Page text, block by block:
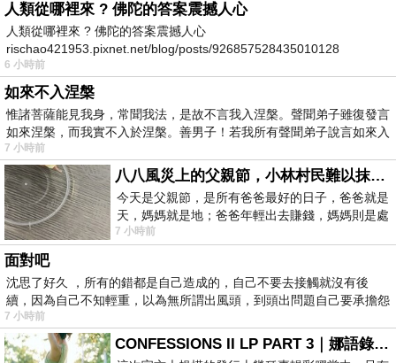
人類從哪裡來 ? 佛陀的答案震撼人心
人類從哪裡來 ? 佛陀的答案震撼人心
rischao421953.pixnet.net/blog/posts/926857528435010128
6 小時前
如來不入涅槃
惟諸菩薩能見我身，常聞我法，是故不言我入涅槃。聲聞弟子雖復發言
如來涅槃，而我實不入於涅槃。善男子！若我所有聲聞弟子說言如來入
7 小時前
八八風災上的父親節，小林村民難以抹滅的痛
今天是父親節，是所有爸爸最好的日子，爸爸就是
天，媽媽就是地；爸爸年輕出去賺錢，媽媽則是處
理家務，職業不分高低貴賤，只有人品才
7 小時前
面對吧
沈思了好久 ，所有的錯都是自己造成的，自己不要去接觸就沒有後
續，因為自己不知輕重，以為無所謂出風頭，到頭出問題自己要承擔怨
不
7 小時前
CONFESSIONS II LP PART 3｜娜語錄II LP PART 3